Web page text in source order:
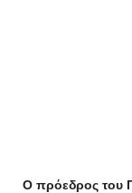
Ο πρόεδρος του